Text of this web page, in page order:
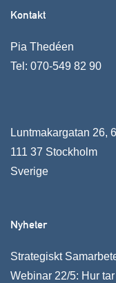
Kontakt
Pia Thedéen
Tel: 070-549 82 90
Luntmakargatan 26,
111 37 Stockholm
Sverige
Nyheter
Strategiskt
Webinar 22/5: Hur